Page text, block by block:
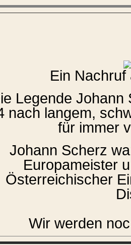
Ein
Legende Johann
nach langem,
für immer
Johann Scherz
Europameister
Österreichischer
Wir werden